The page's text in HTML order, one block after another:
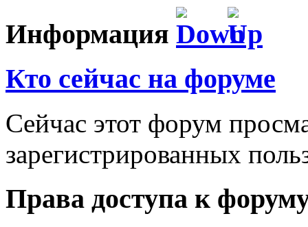
Информация
Кто сейчас на форуме
Сейчас этот форум
зарегистрированных
Права доступа к